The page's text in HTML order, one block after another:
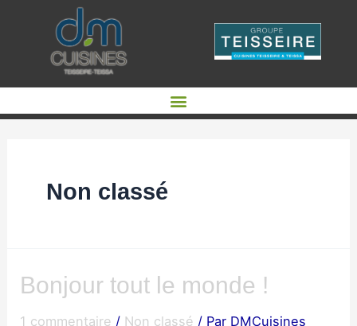
Non classé
Bonjour tout le monde !
1 commentaire / Non classé / Par DMCuisines